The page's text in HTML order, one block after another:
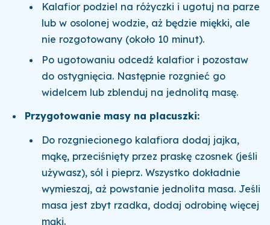
Kalafior podziel na różyczki i ugotuj na parze
lub w osolonej wodzie, aż będzie miękki, ale
nie rozgotowany (około 10 minut).
Po ugotowaniu odcedź kalafior i pozostaw
do ostygnięcia. Następnie rozgnieć go
widelcem lub zblenduj na jednolitą masę.
Przygotowanie masy na placuszki:
Do rozgniecionego kalafiora dodaj jajka,
mąkę, przeciśnięty przez praskę czosnek (jeśli
używasz), sól i pieprz. Wszystko dokładnie
wymieszaj, aż powstanie jednolita masa. Jeśli
masa jest zbyt rzadka, dodaj odrobinę więcej
mąki.